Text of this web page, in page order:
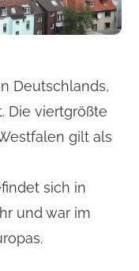
Deutschlands,
Die viertgrößte
gilt als
sich in
und war im